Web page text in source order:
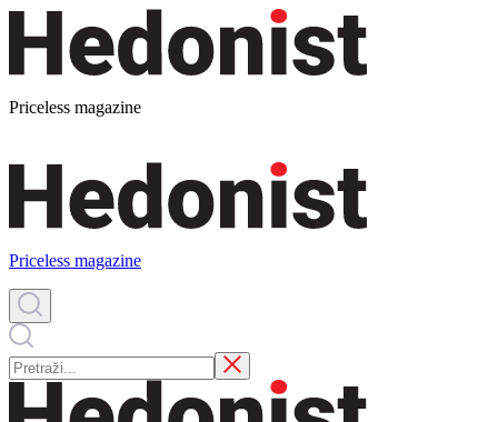
Priceless magazine
Priceless magazine